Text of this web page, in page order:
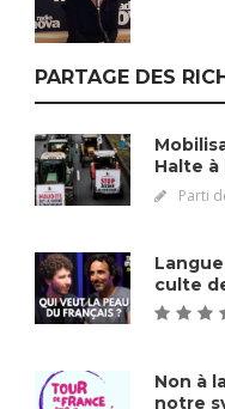
PARTAGE DES
Halte à
Parti
culte
Non à
notre